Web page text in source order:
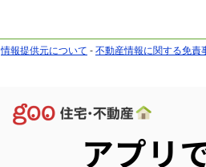
情報提供元について - 不動産情報に関する免責